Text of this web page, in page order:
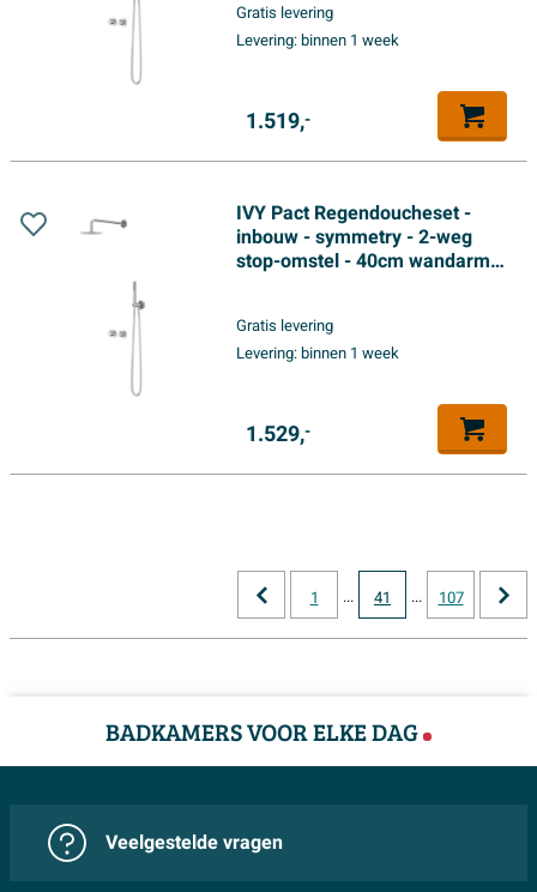
uitlaat - 150cm doucheslang -
3-standen handdouche -
Gratis levering
Levering:binnen 1 week
1.519,-
IVY Pact Regendoucheset -
inbouw - symmetry - 2-weg
stop-omstel - 40cm wandarm -
doucheslang - satin spray
handdouche - Chroom
Gratis levering
Levering:binnen 1 week
1.529,-
1 ... 41 ... 107
BADKAMERS VOOR ELKE DAG
Veelgestelde vragen